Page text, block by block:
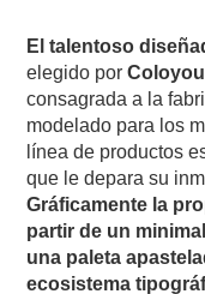
El talentoso
elegido porColoyou
consagrada a la
modelado para los
línea de productos
que le depara su
Gráficamente la
partir de un
una paleta
ecosistema